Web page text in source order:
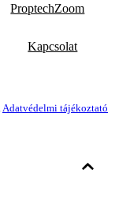
ProptechZoom
Kapcsolat
Adatvédelmi tájékoztató